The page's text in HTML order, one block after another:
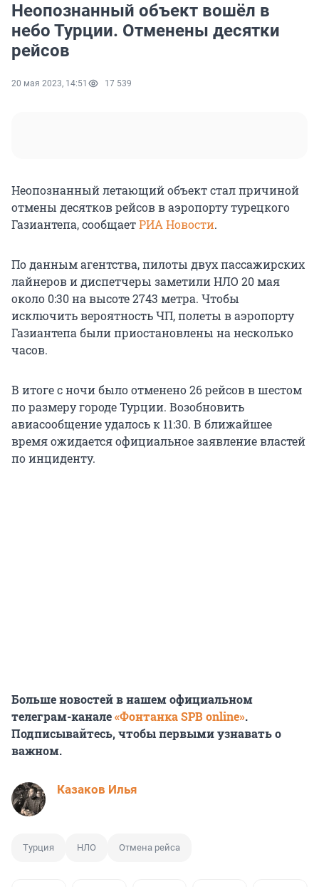
Неопознанный объект вошёл в
небо Турции. Отменены десятки
рейсов
20 мая 2023, 14:51 17 539
Неопознанный летающий объект стал причиной
отмены десятков рейсов в аэропорту турецкого
Газиантепа, сообщаетРИА Новости.
По данным агентства, пилоты двух пассажирских
лайнеров и диспетчеры заметили НЛО 20 мая
около 0:30 на высоте 2743 метра. Чтобы
исключить вероятность ЧП, полеты в аэропорту
Газиантепа были приостановлены на несколько
часов.
В итоге с ночи было отменено 26 рейсов в шестом
по размеру городе Турции. Возобновить
авиасообщение удалось к 11:30. В ближайшее
время ожидается официальное заявление властей
по инциденту.
Больше новостей в нашем официальном
телеграм-канале«Фонтанка SPB online».
Подписывайтесь, чтобы первыми узнавать о
важном.
Казаков Илья
Турция НЛО Отмена рейса